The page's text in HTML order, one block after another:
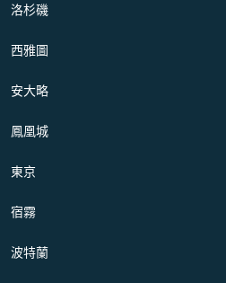
洛杉磯
西雅圖
安大略
鳳凰城
東京
宿霧
波特蘭